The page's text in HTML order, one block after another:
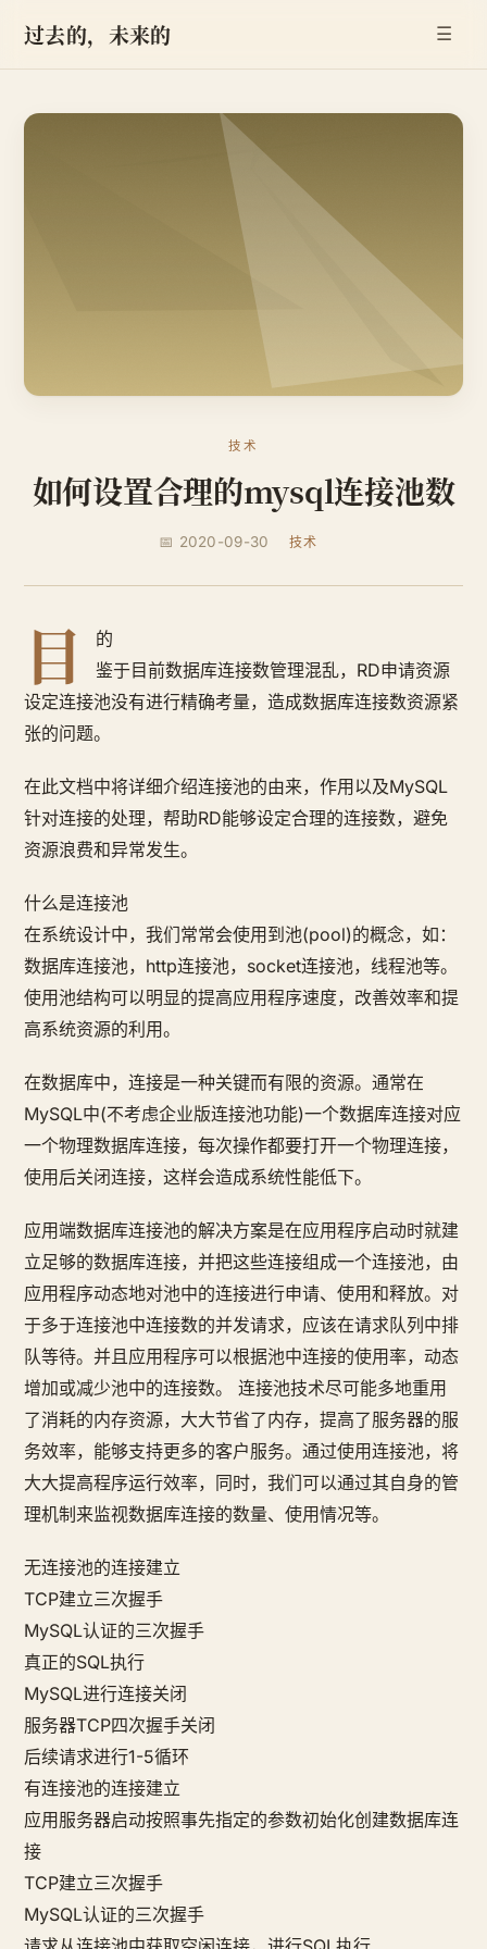
过去的，未来的 ☰
技术
如何设置合理的mysql连接池数
📅 2020-09-30 技术
目
的
鉴于目前数据库连接数管理混乱，RD申请资源
设定连接池没有进行精确考量，造成数据库连接数资源紧
张的问题。
在此文档中将详细介绍连接池的由来，作用以及MySQL
针对连接的处理，帮助RD能够设定合理的连接数，避免
资源浪费和异常发生。
什么是连接池
在系统设计中，我们常常会使用到池(pool)的概念，如：
数据库连接池，http连接池，socket连接池，线程池等。
使用池结构可以明显的提高应用程序速度，改善效率和提
高系统资源的利用。
在数据库中，连接是一种关键而有限的资源。通常在
MySQL中(不考虑企业版连接池功能)一个数据库连接对应
一个物理数据库连接，每次操作都要打开一个物理连接，
使用后关闭连接，这样会造成系统性能低下。
应用端数据库连接池的解决方案是在应用程序启动时就建
立足够的数据库连接，并把这些连接组成一个连接池，由
应用程序动态地对池中的连接进行申请、使用和释放。对
于多于连接池中连接数的并发请求，应该在请求队列中排
队等待。并且应用程序可以根据池中连接的使用率，动态
增加或减少池中的连接数。 连接池技术尽可能多地重用
了消耗的内存资源，大大节省了内存，提高了服务器的服
务效率，能够支持更多的客户服务。通过使用连接池，将
大大提高程序运行效率，同时，我们可以通过其自身的管
理机制来监视数据库连接的数量、使用情况等。
无连接池的连接建立
TCP建立三次握手
MySQL认证的三次握手
真正的SQL执行
MySQL进行连接关闭
服务器TCP四次握手关闭
后续请求进行1-5循环
有连接池的连接建立
应用服务器启动按照事先指定的参数初始化创建数据库连
接
TCP建立三次握手
MySQL认证的三次握手